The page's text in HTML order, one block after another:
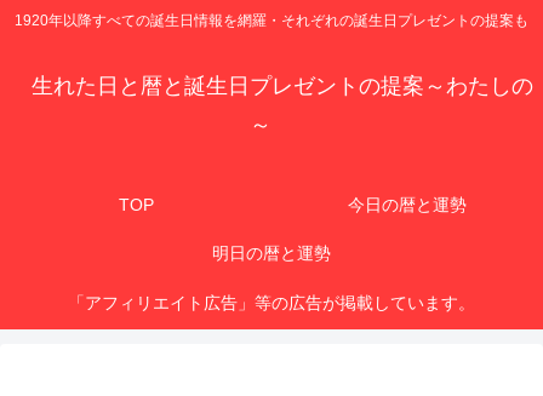
1920年以降すべての誕生日情報を網羅・それぞれの誕生日プレゼントの提案も
生れた日と暦と誕生日プレゼントの提案～わたしの
～
TOP 今日の暦と運勢
明日の暦と運勢
「アフィリエイト広告」等の広告が掲載しています。